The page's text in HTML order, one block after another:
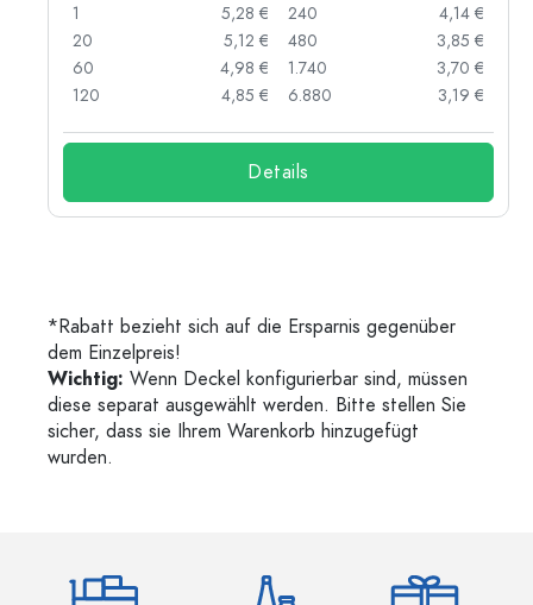
1
5,28 €
20
5,12 €
60
4,98 €
120
4,85 €
240
4,14 €
480
3,85 €
1.740
3,70 €
6.880
3,19 €
Details
*Rabatt bezieht sich auf die Ersparnis gegenüber
dem Einzelpreis!
Wichtig: Wenn Deckel konfigurierbar sind, müssen
diese separat ausgewählt werden. Bitte stellen Sie
sicher, dass sie Ihrem Warenkorb hinzugefügt
wurden.